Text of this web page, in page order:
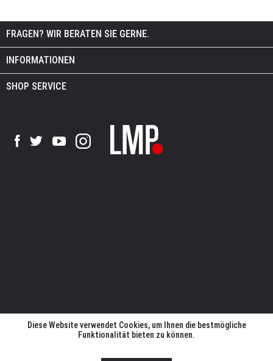
FRAGEN? WIR BERATEN SIE GERNE.
INFORMATIONEN
SHOP SERVICE
Diese Website verwendet Cookies, um Ihnen die bestmögliche
Funktionalität bieten zu können.